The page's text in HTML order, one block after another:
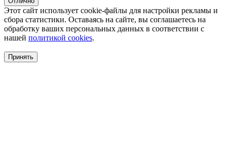
Этот сайт использует cookie-файлы для настройки рекламы и
сбора статистики. Оставаясь на сайте, вы соглашаетесь на
обработку ваших персональных данных в соответствии с
нашей политикой cookies.
Принять